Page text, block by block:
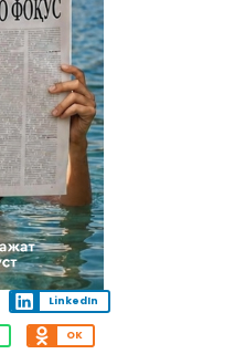
LinkedIn
OK